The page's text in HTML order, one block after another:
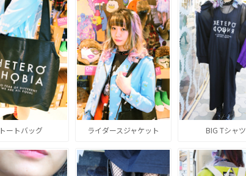
トートバッグ ライダースジャケット BIG Tシャツ